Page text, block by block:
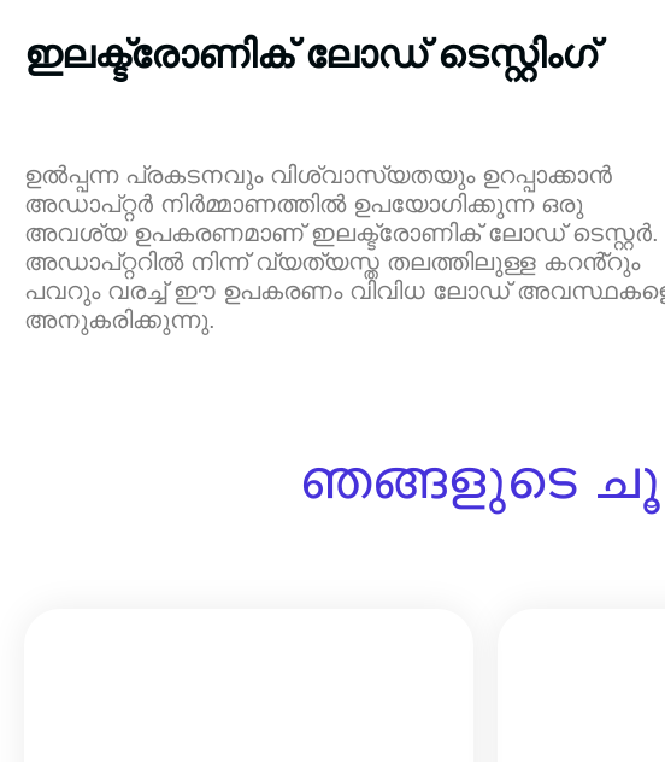
ഇലക്ട്രോണിക് ലോഡ് ടെസ്റ്റിംഗ്
ഉൽപ്പന്ന പ്രകടനവും വിശ്വാസ്യതയും ഉറപ്പാക്കാൻ
അഡാപ്റ്റർ നിർമ്മാണത്തിൽ ഉപയോഗിക്കുന്ന ഒരു
അവശ്യ ഉപകരണമാണ് ഇലക്ട്രോണിക് ലോഡ് ടെസ്റ്റർ.
അഡാപ്റ്ററിൽ നിന്ന് വ്യത്യസ്ത തലത്തിലുള്ള കറൻ്റും
പവറും വരച്ച് ഈ ഉപകരണം വിവിധ ലോഡ്
അനുകരിക്കുന്നു.
ഞങ്ങളുടെ